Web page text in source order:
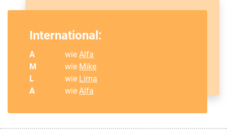
International:
A wieAlfa
M
wie Mike
L
wie Lima
A
wieAlfa